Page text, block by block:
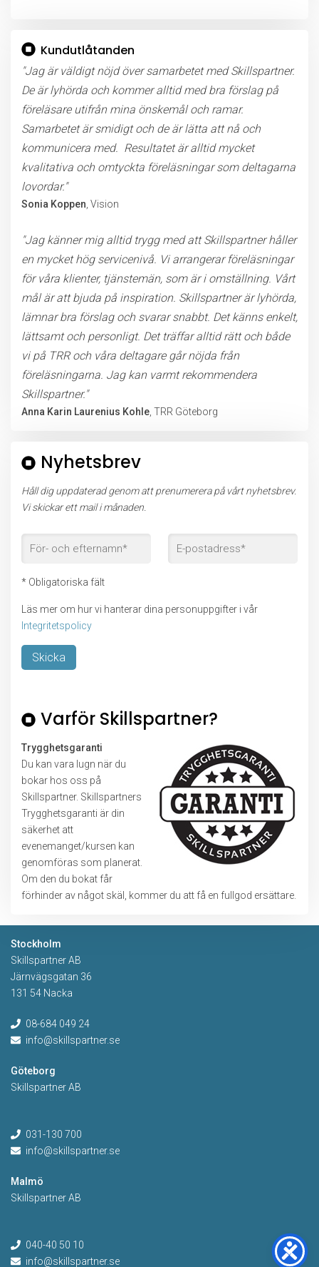
Kundutlåtanden
"Jag är väldigt nöjd över samarbetet med Skillspartner.
De är lyhörda och kommer alltid med bra förslag på
föreläsare utifrån mina önskemål och ramar.
Samarbetet är smidigt och de är lätta att nå och
kommunicera med. Resultatet är alltid mycket
kvalitativa och omtyckta föreläsningar som deltagarna
lovordar."
Sonia Koppen , Vision
"Jag känner mig alltid trygg med att Skillspartner håller
en mycket hög servicenivå. Vi arrangerar föreläsningar
för våra klienter, tjänstemän, som är i omställning. Vårt
mål är att bjuda på inspiration. Skillspartner är lyhörda,
lämnar bra förslag och svarar snabbt. Det känns enkelt,
lättsamt och personligt. Det träffar alltid rätt och både
vi på TRR och våra deltagare går nöjda från
föreläsningarna. Jag kan varmt rekommendera
Skillspartner."
Anna Karin Laurenius Kohle , TRR Göteborg
Nyhetsbrev
Håll dig uppdaterad genom att prenumerera på vårt nyhetsbrev.
Vi skickar ett mail i månaden.
* Obligatoriska fält
Läs mer om hur vi hanterar dina personuppgifter i vår
Integritetspolicy
Varför Skillspartner?
Trygghetsgaranti
Du kan vara lugn när du
bokar hos oss på
Skillspartner. Skillspartners
Trygghetsgaranti är din
säkerhet att
evenemanget/kursen kan
genomföras som planerat.
Om den du bokat får
förhinder av något skäl, kommer du att få en fullgod ersättare.
Stockholm
Skillspartner AB
Järnvägsgatan 36
131 54 Nacka
08-684 049 24
info@skillspartner.se
Göteborg
Skillspartner AB
031-130 700
info@skillspartner.se
Malmö
Skillspartner AB
040-40 50 10
info@skillspartner.se